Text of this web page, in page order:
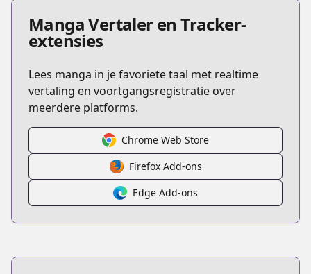
Manga Vertaler en Tracker-
extensies
Lees manga in je favoriete taal met realtime
vertaling en voortgangsregistratie over
meerdere platforms.
Chrome Web Store
Firefox Add-ons
Edge Add-ons